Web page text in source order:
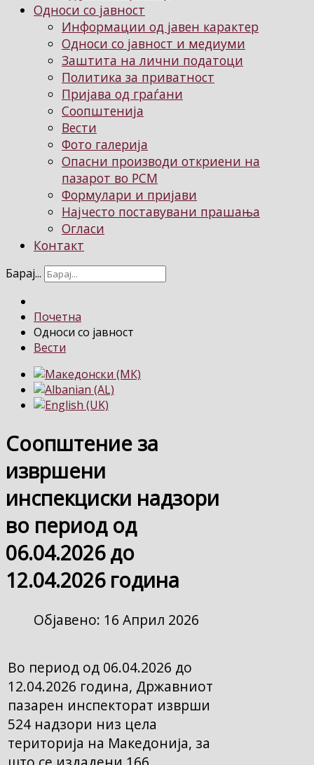
Односи со јавност
Информации од јавен карактер
Односи со јавност и медиуми
Заштита на лични податоци
Политика за приватност
Пријава од граѓани
Соопштенија
Вести
Фото галерија
Опасни производи откриени на
пазарот во РСМ
Формулари и пријави
Најчесто поставувани прашања
Огласи
Контакт
Барај...
Почетна
Односи со јавност
Вести
Соопштение за
извршени
инспекциски надзори
во период од
06.04.2026 до
12.04.2026 година
Објавено: 16 Април 2026
Во период од 06.04.2026 до
12.04.2026 година, Државниот
пазарен инспекторат изврши
524 надзори низ цела
територија на Македонија, за